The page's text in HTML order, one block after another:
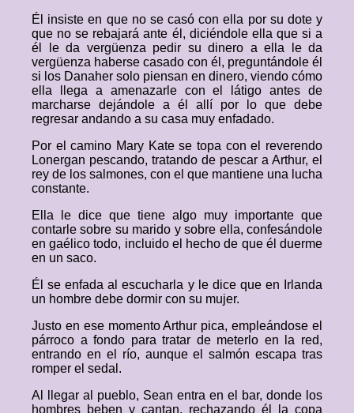
Él insiste en que no se casó con ella por su dote y
que no se rebajará ante él, diciéndole ella que si a
él le da vergüenza pedir su dinero a ella le da
vergüenza haberse casado con él, preguntándole él
si los Danaher solo piensan en dinero, viendo cómo
ella llega a amenazarle con el látigo antes de
marcharse dejándole a él allí por lo que debe
regresar andando a su casa muy enfadado.
Por el camino Mary Kate se topa con el reverendo
Lonergan pescando, tratando de pescar a Arthur, el
rey de los salmones, con el que mantiene una lucha
constante.
Ella le dice que tiene algo muy importante que
contarle sobre su marido y sobre ella, confesándole
en gaélico todo, incluido el hecho de que él duerme
en un saco.
Él se enfada al escucharla y le dice que en Irlanda
un hombre debe dormir con su mujer.
Justo en ese momento Arthur pica, empleándose el
párroco a fondo para tratar de meterlo en la red,
entrando en el río, aunque el salmón escapa tras
romper el sedal.
Al llegar al pueblo, Sean entra en el bar, donde los
hombres beben y cantan, rechazando él la copa